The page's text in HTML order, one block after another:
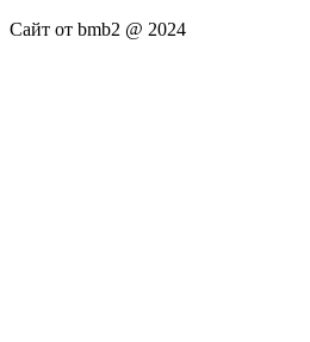
Сайт от bmb2 @ 2024